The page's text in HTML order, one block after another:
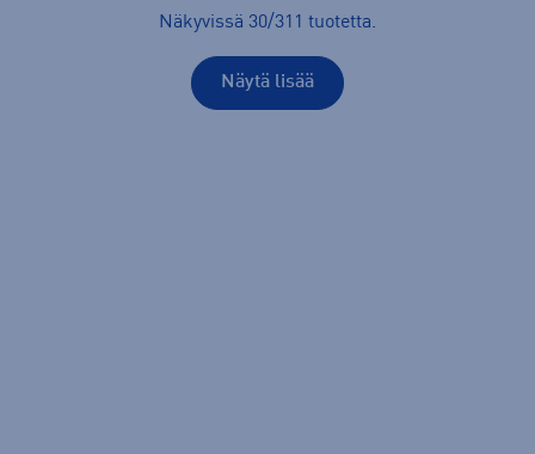
Näkyvissä 30/311 tuotetta.
Näytä lisää